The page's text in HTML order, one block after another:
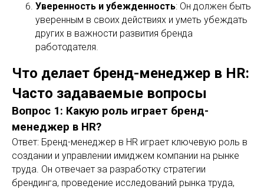
Уверенность и убежденность: Он должен быть
уверенным в своих действиях и уметь убеждать
других в важности развития бренда
работодателя.
Что делает бренд-менеджер в HR:
Часто задаваемые вопросы
Вопрос 1: Какую роль играет бренд-
менеджер в HR?
Ответ: Бренд-менеджер в HR играет ключевую роль в
создании и управлении имиджем компании на рынке
труда. Он отвечает за разработку стратегии
брендинга, проведение исследований рынка труда,